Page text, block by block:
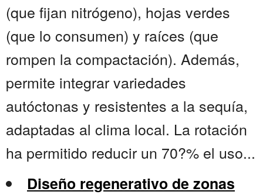
(que fijan nitrógeno), hojas verdes
(que lo consumen) y raíces (que
rompen la compactación). Además,
permite integrar variedades
autóctonas y resistentes a la sequía,
adaptadas al clima local. La rotación
ha permitido reducir un 70?% el uso...
Diseño regenerativo de zonas